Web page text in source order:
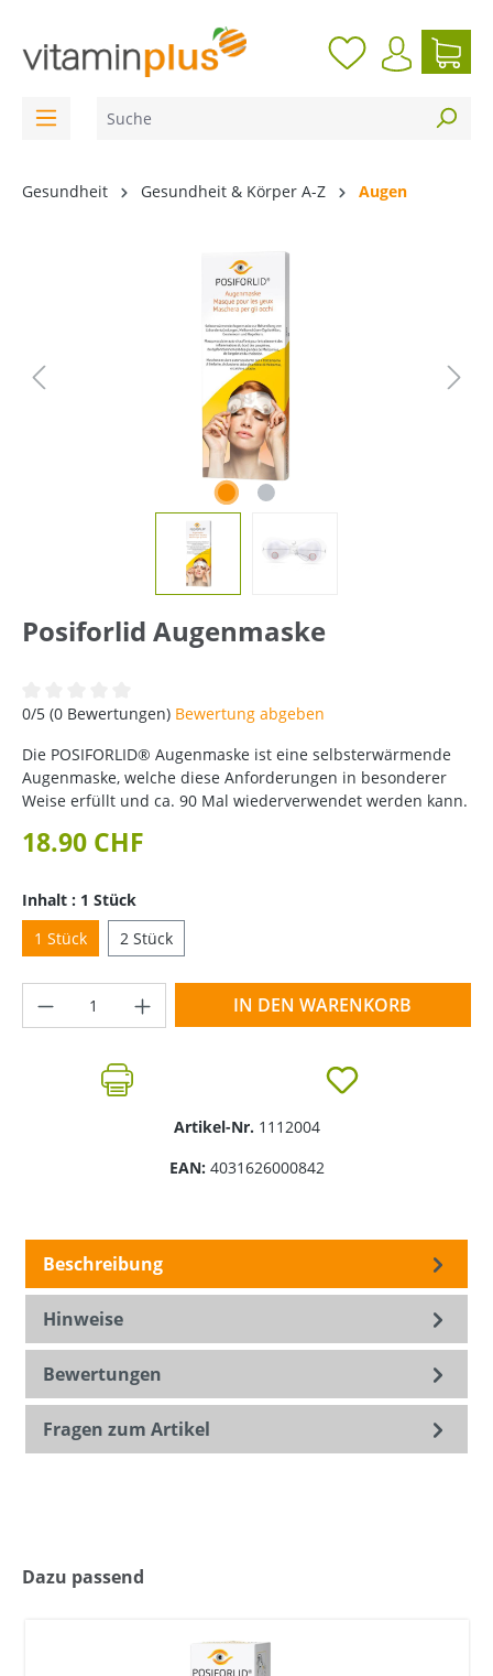
Gesundheit Gesundheit & Körper A-Z Augen
Posiforlid Augenmaske
Durchschnittliche Bewertung von 0 von 5 Sternen
0/5 (0 Bewertungen) Bewertung abgeben
Die POSIFORLID® Augenmaske ist eine selbsterwärmende
Augenmaske, welche diese Anforderungen in besonderer
Weise erfüllt und ca. 90 Mal wiederverwendet werden kann.
18.90 CHF
Inhalt : 1 Stück
1 Stück
2 Stück
Produkt Anzahl: Gib den gewünschten
IN DEN WARENKORB
Artikel-Nr. 1112004
EAN: 4031626000842
Beschreibung
Hinweise
Bewertungen
Fragen zum Artikel
Dazu passend